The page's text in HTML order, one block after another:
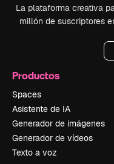
La plataforma creativa
millón de suscriptores
Productos
Spaces
Asistente de IA
Generador de imágenes
Generador de vídeos
Texto a voz